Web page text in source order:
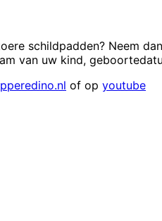
schildpadden? Neem
van uw kind,
of op youtube